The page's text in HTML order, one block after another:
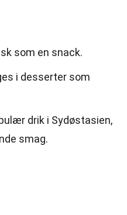
som en snack.
i desserter som
drik i Sydøstasien,
smag.